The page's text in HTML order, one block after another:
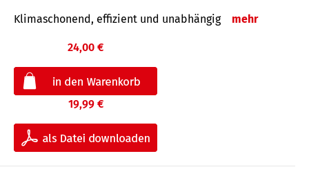
Klimaschonend, effizient und unabhängig mehr
24,00 €
19,99 €